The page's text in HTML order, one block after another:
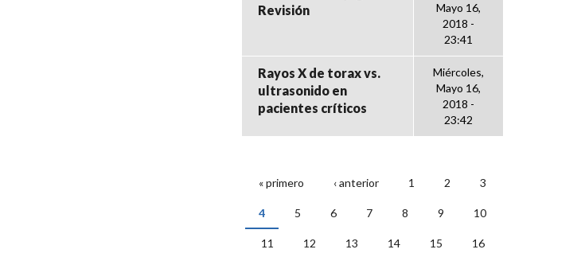
Revisión
Mayo 16,
2018 -
23:41
Rayos X de torax vs.
ultrasonido en
pacientes críticos
Miércoles,
Mayo 16,
2018 -
23:42
PÁGINAS
« primero ‹ anterior 1 2 3
4 5 6 7 8 9 10
11 12 13 14 15 16